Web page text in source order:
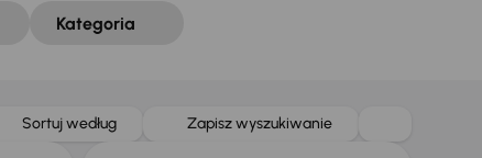
Kategoria
Sortuj według Zapisz wyszukiwanie
Taniej o 1 000 zł